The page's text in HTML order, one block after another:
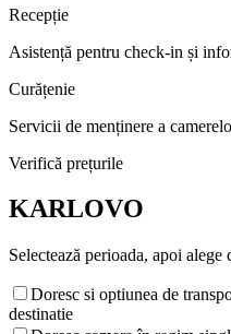
Recepție
Asistență pentru check-in și
Curățenie
Servicii de menținere a
Verifică prețurile
KARLOVO
Selectează perioada, apoi alege
Doresc si optiunea de
destinatie